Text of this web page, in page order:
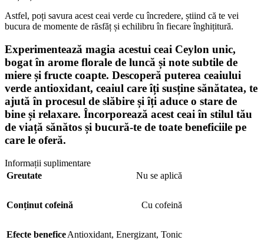
Astfel, poți savura acest ceai verde cu încredere, știind că te vei
bucura de momente de răsfăț și echilibru în fiecare înghițitură.
Experimentează magia acestui ceai Ceylon unic,
bogat în arome florale de luncă și note subtile de
miere și fructe coapte. Descoperă puterea ceaiului
verde antioxidant, ceaiul care îți susține sănătatea, te
ajută în procesul de slăbire și îți aduce o stare de
bine și relaxare. Încorporează acest ceai în stilul tău
de viață sănătos și bucură-te de toate beneficiile pe
care le oferă.
Informații suplimentare
Greutate
Nu se aplică
Conținut cofeină Cu cofeină
Efecte beneficeAntioxidant, Energizant, Tonic